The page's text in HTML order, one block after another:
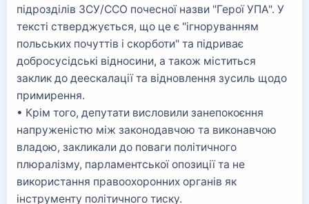
підрозділів ЗСУ/ССО почесної назви "Герої УПА". У
тексті стверджується, що це є "ігноруванням
польських почуттів і скорботи" та підриває
добросусідські відносини, а також міститься
заклик до деескалації та відновлення зусиль щодо
примирення.
• Крім того, депутати висловили занепокоєння
напруженістю між законодавчою та виконавчою
владою, закликали до поваги політичного
плюралізму, парламентської опозиції та не
використання правоохоронних органів як
інструменту політичного тиску.